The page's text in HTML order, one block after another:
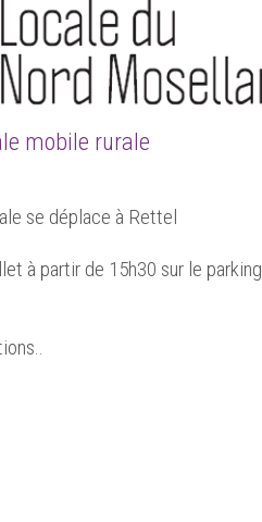
mobile rurale
se déplace à Rettel
à partir de 15h30 sur le parking